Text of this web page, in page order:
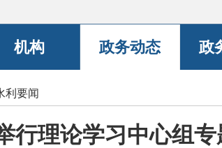
机构 政务动态 政
利要闻
行理论学习中心组